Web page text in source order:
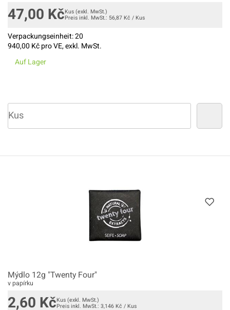
47,00 KčKus (exkl. MwSt.)
Preis inkl. MwSt.: 56,87 Kč / Kus
Verpackungseinheit:20
940,00 Kč pro VE, exkl. MwSt.
Auf Lager
Mýdlo 12g "Twenty Four"
v papírku
2,60 KčKus (exkl. MwSt.)
Preis inkl. MwSt.: 3,146 Kč / Kus